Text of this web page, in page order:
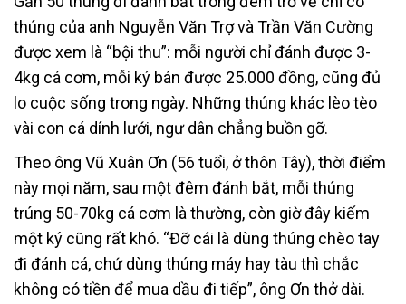
thúng của anh Nguyễn Văn Trợ và Trần Văn Cường
được xem là “bội thu”: mỗi người chỉ đánh được 3-
4kg cá cơm, mỗi ký bán được 25.000 đồng, cũng đủ
lo cuộc sống trong ngày. Những thúng khác lèo tèo
vài con cá dính lưới, ngư dân chẳng buồn gỡ.
Theo ông Vũ Xuân Ơn (56 tuổi, ở thôn Tây), thời điểm
này mọi năm, sau một đêm đánh bắt, mỗi thúng
trúng 50-70kg cá cơm là thường, còn giờ đây kiếm
một ký cũng rất khó. “Đỡ cái là dùng thúng chèo tay
đi đánh cá, chứ dùng thúng máy hay tàu thì chắc
không có tiền để mua dầu đi tiếp”, ông Ơn thở dài.